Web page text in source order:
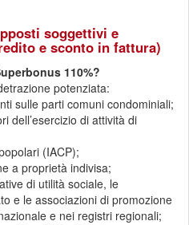
soggettivi e
e sconto in fattura)
110%?
potenziata:
sulle parti comuni condominiali;
dell’esercizio di attività di
(IACP);
a proprietà indivisa;
di utilità sociale, le
e le associazioni di promozione
e nei registri regionali;